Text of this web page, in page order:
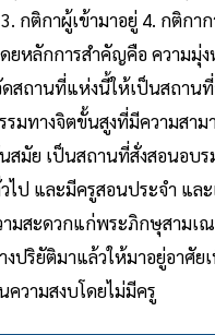
กติกาผู้เข้ามาอยู่ 4. กติกาก
ยหลักการสำคัญคือ ความมุ่
ดสถานที่แห่งนี้ให้เป็นสถาน
มทางจิตขั้นสูงที่มีความสาม
สมัย เป็นสถานที่สั่งสอนอบ
ไป และมีครูสอนประจำ แล
ามสะดวกแก่พระภิกษุสามเ
ปริยัติมาแล้วให้มาอยู่อาศัย
ความสงบโดยไม่มีครู